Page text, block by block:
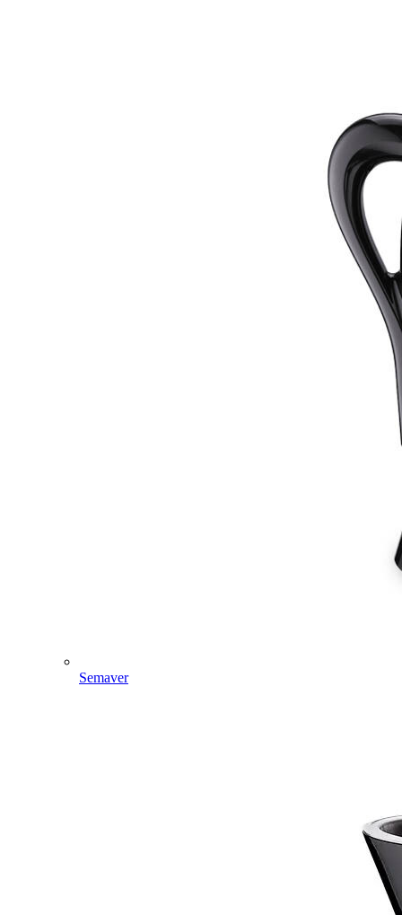
Semaver